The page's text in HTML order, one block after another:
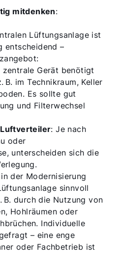
mitdenken:
Lüftungsanlage ist
entscheidend –
zentrale Gerät benötigt
B. im Technikraum, Keller
Es sollte gut
und Filterwechsel
: Je nach
oder
unterscheiden sich die
der Modernisierung
sinnvoll
durch die Nutzung von
Hohlräumen oder
Individuelle
– eine enge
oder Fachbetrieb ist